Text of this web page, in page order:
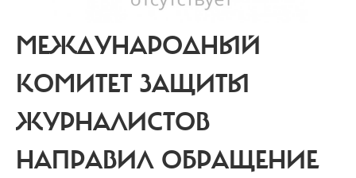
МЕЖДУНАРОДНЫЙ
КОМИТЕТ ЗАЩИТЫ
ЖУРНАЛИСТОВ
НАПРАВИЛ ОБРАЩЕНИЕ